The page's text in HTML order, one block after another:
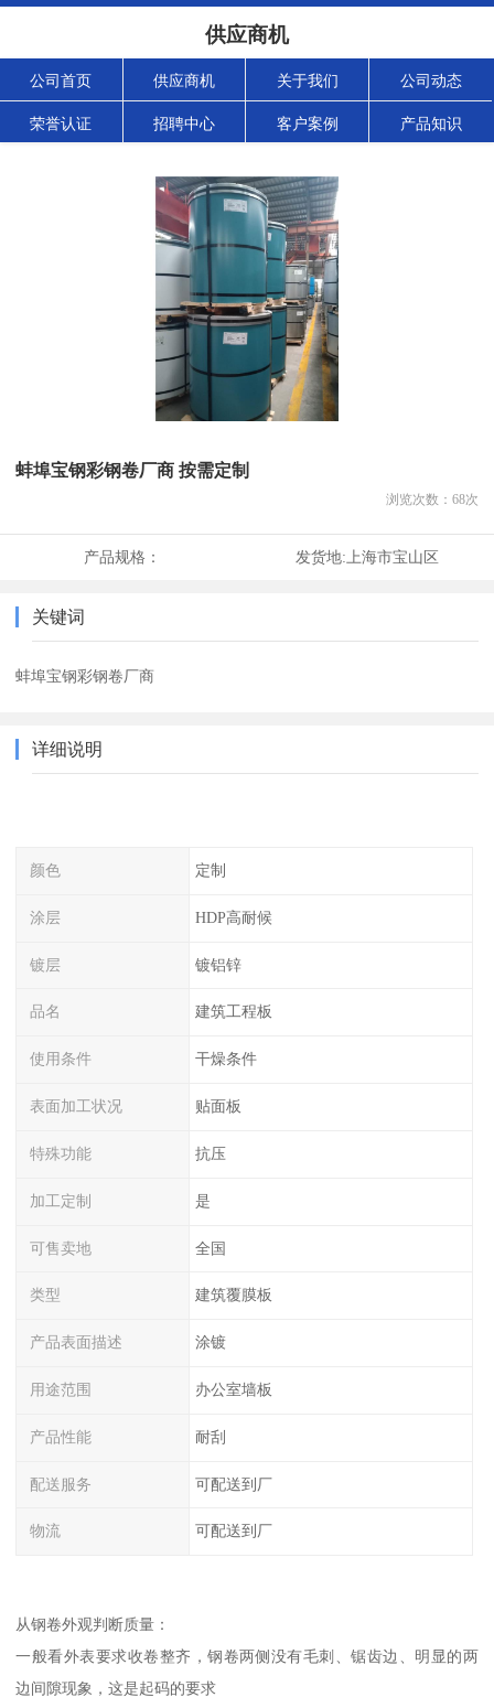
供应商机
公司首页 供应商机 关于我们 公司动态
荣誉认证 招聘中心 客户案例 产品知识
蚌埠宝钢彩钢卷厂商 按需定制
浏览次数： 68次
产品规格： 发货地: 上海市宝山区
关键词
蚌埠宝钢彩钢卷厂商
详细说明
颜色 定制
涂层 HDP高耐候
镀层 镀铝锌
品名 建筑工程板
使用条件 干燥条件
表面加工状况 贴面板
特殊功能 抗压
加工定制 是
可售卖地 全国
类型 建筑覆膜板
产品表面描述 涂镀
用途范围 办公室墙板
产品性能 耐刮
配送服务 可配送到厂
物流 可配送到厂
从钢卷外观判断质量：
一般看外表要求收卷整齐，钢卷两侧没有毛刺、锯齿边、明显的两
边间隙现象，这是起码的要求